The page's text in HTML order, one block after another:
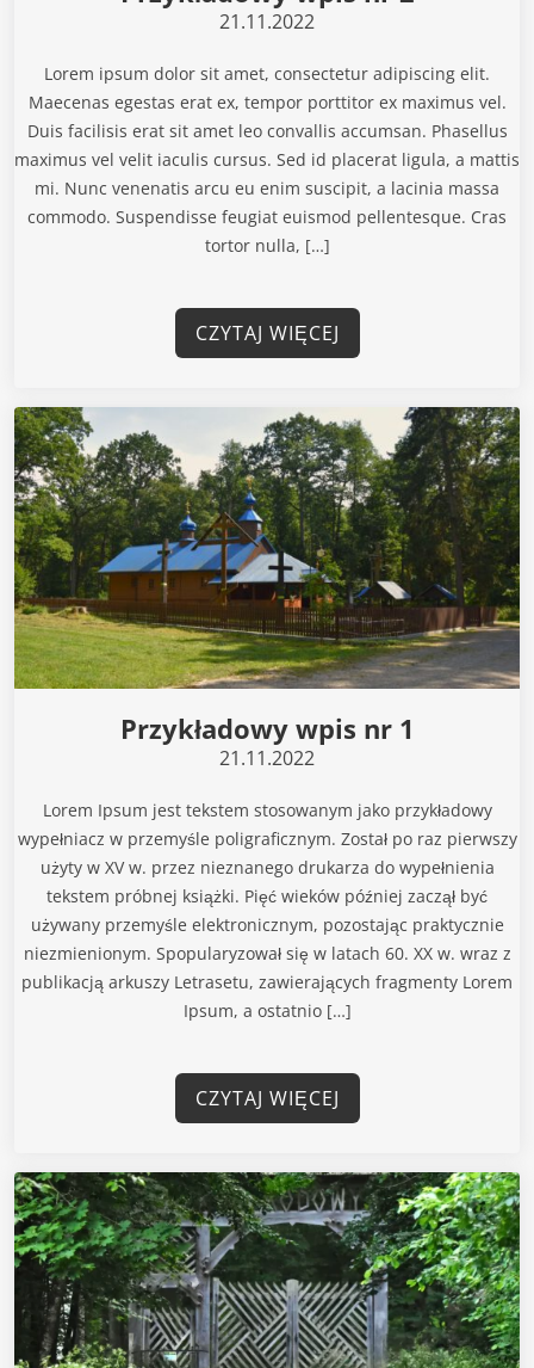
21.11.2022
Lorem ipsum dolor sit amet, consectetur adipiscing elit.
Maecenas egestas erat ex, tempor porttitor ex maximus vel.
Duis facilisis erat sit amet leo convallis accumsan. Phasellus
maximus vel velit iaculis cursus. Sed id placerat ligula, a mattis
mi. Nunc venenatis arcu eu enim suscipit, a lacinia massa
commodo. Suspendisse feugiat euismod pellentesque. Cras
tortor nulla, […]
CZYTAJ WIĘCEJ
Przykładowy wpis nr 1
21.11.2022
Lorem Ipsum jest tekstem stosowanym jako przykładowy
wypełniacz w przemyśle poligraficznym. Został po raz pierwszy
użyty w XV w. przez nieznanego drukarza do wypełnienia
tekstem próbnej książki. Pięć wieków później zaczął być
używany przemyśle elektronicznym, pozostając praktycznie
niezmienionym. Spopularyzował się w latach 60. XX w. wraz z
publikacją arkuszy Letrasetu, zawierających fragmenty Lorem
Ipsum, a ostatnio […]
CZYTAJ WIĘCEJ